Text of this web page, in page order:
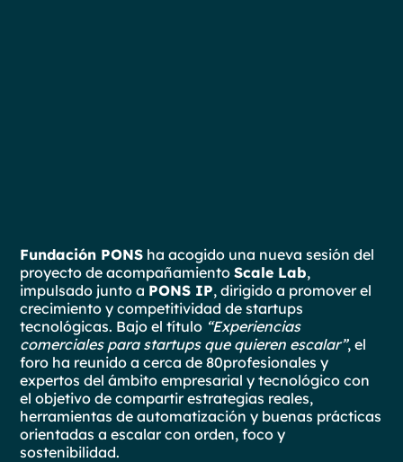
Fundación PONS ha acogido una nueva sesión del
proyecto de acompañamientoScale Lab,
impulsado junto a PONS IP, dirigido a promover el
crecimiento y competitividad de startups
tecnológicas. Bajo el título “Experiencias
comerciales para startups que quieren escalar”, el
foro ha reunido a cerca de 80profesionales y
expertos del ámbito empresarial y tecnológico con
el objetivo de compartir estrategias reales,
herramientas de automatización y buenas prácticas
orientadas a escalar con orden, foco y
sostenibilidad.